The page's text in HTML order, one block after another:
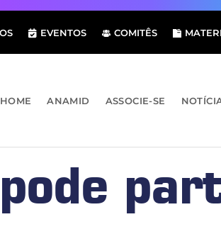
EVENTOS COMITÊS
HOME ANAMID ASSOCIE-SE